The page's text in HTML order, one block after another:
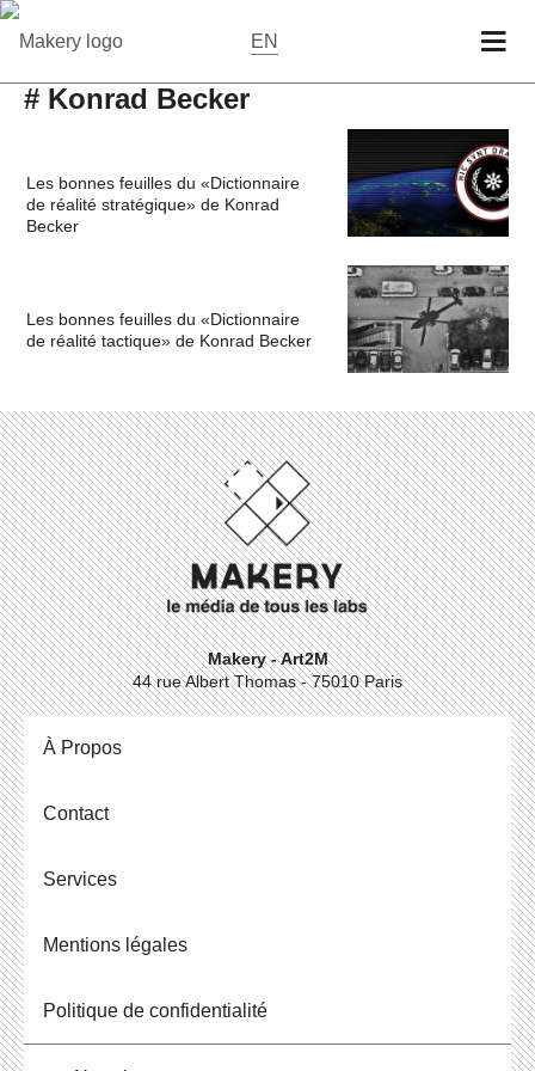
EN
# Konrad Becker
Les bonnes feuilles du «Dictionnaire
de réalité stratégique» de Konrad
Becker
Les bonnes feuilles du «Dictionnaire
de réalité tactique» de Konrad Becker
Makery - Art2M
44 rue Albert Thomas - 75010 Paris
À Propos
Contact
Ser­vices
Men­tions légales
Po­li­tique de confidentialité